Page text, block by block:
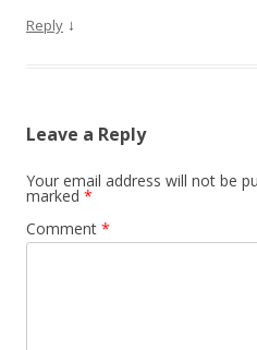
Reply ↓
Leave a Reply
Your email address will not be
marked *
Comment *